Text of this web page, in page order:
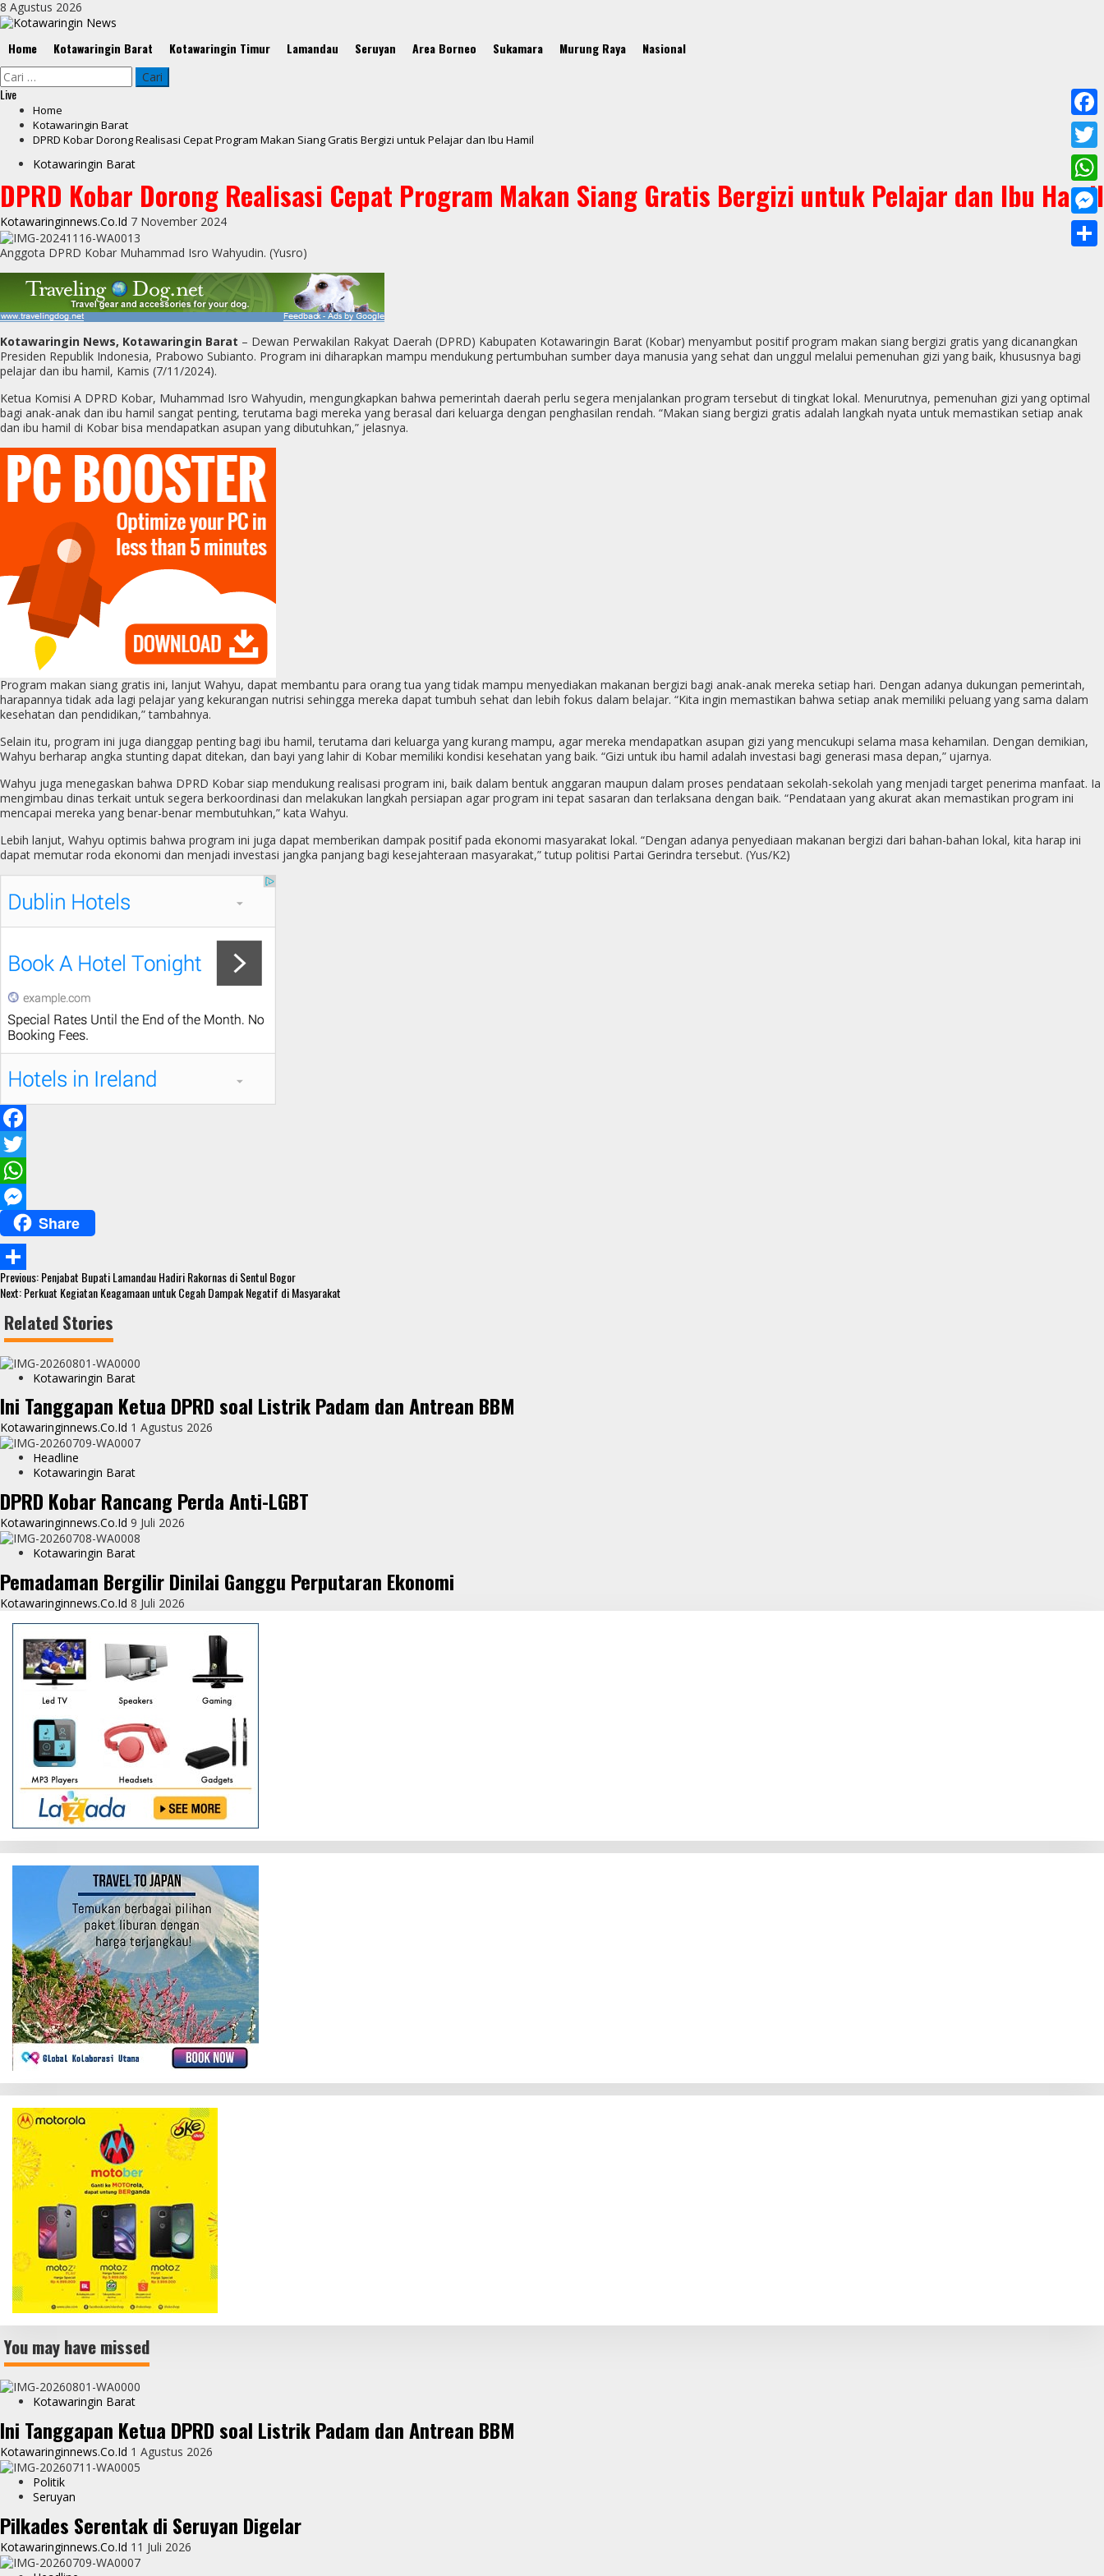
Skip
to
8 Agustus 2026
Menu
Home Kotawaringin Barat Kotawaringin Timur Lamandau Seruyan Area Borneo Sukamara Murung Raya Nasional
Cari
untuk:
Live
Home
Kotawaringin Barat
DPRD Kobar Dorong Realisasi Cepat Program Makan Siang Gratis Bergizi untuk Pelajar dan Ibu Hamil
Kotawaringin Barat
DPRD Kobar Dorong Realisasi Cepat Program Makan Siang Gratis Bergizi untuk Pelajar dan Ibu Hamil
Kotawaringinnews.co.id 7 November 2024
Anggota DPRD Kobar Muhammad Isro Wahyudin. (Yusro)
Kotawaringin News, Kotawaringin Barat – Dewan Perwakilan Rakyat Daerah (DPRD) Kabupaten Kotawaringin Barat (Kobar) menyambut positif program makan siang bergizi gratis yang dicanangkan
Presiden Republik Indonesia, Prabowo Subianto. Program ini diharapkan mampu mendukung pertumbuhan sumber daya manusia yang sehat dan unggul melalui pemenuhan gizi yang baik, khususnya bagi
pelajar dan ibu hamil, Kamis (7/11/2024).
Ketua Komisi A DPRD Kobar, Muhammad Isro Wahyudin, mengungkapkan bahwa pemerintah daerah perlu segera menjalankan program tersebut di tingkat lokal. Menurutnya, pemenuhan gizi yang optimal
bagi anak-anak dan ibu hamil sangat penting, terutama bagi mereka yang berasal dari keluarga dengan penghasilan rendah. “Makan siang bergizi gratis adalah langkah nyata untuk memastikan setiap anak
dan ibu hamil di Kobar bisa mendapatkan asupan yang dibutuhkan,” jelasnya.
Program makan siang gratis ini, lanjut Wahyu, dapat membantu para orang tua yang tidak mampu menyediakan makanan bergizi bagi anak-anak mereka setiap hari. Dengan adanya dukungan pemerintah,
harapannya tidak ada lagi pelajar yang kekurangan nutrisi sehingga mereka dapat tumbuh sehat dan lebih fokus dalam belajar. “Kita ingin memastikan bahwa setiap anak memiliki peluang yang sama dalam
kesehatan dan pendidikan,” tambahnya.
Selain itu, program ini juga dianggap penting bagi ibu hamil, terutama dari keluarga yang kurang mampu, agar mereka mendapatkan asupan gizi yang mencukupi selama masa kehamilan. Dengan demikian,
Wahyu berharap angka stunting dapat ditekan, dan bayi yang lahir di Kobar memiliki kondisi kesehatan yang baik. “Gizi untuk ibu hamil adalah investasi bagi generasi masa depan,” ujarnya.
Wahyu juga menegaskan bahwa DPRD Kobar siap mendukung realisasi program ini, baik dalam bentuk anggaran maupun dalam proses pendataan sekolah-sekolah yang menjadi target penerima manfaat. Ia
mengimbau dinas terkait untuk segera berkoordinasi dan melakukan langkah persiapan agar program ini tepat sasaran dan terlaksana dengan baik. “Pendataan yang akurat akan memastikan program ini
mencapai mereka yang benar-benar membutuhkan,” kata Wahyu.
Lebih lanjut, Wahyu optimis bahwa program ini juga dapat memberikan dampak positif pada ekonomi masyarakat lokal. “Dengan adanya penyediaan makanan bergizi dari bahan-bahan lokal, kita harap ini
dapat memutar roda ekonomi dan menjadi investasi jangka panjang bagi kesejahteraan masyarakat,” tutup politisi Partai Gerindra tersebut. (Yus/K2)
F
a
c
b
o
o
k
T
w
t
t
e
W
a
t
s
A
p
e
s
s
e
n
e
r
Share
S
a
r
Continue
Reading
Previous:Penjabat Bupati Lamandau Hadiri Rakornas di Sentul Bogor
Next:Perkuat Kegiatan Keagamaan untuk Cegah Dampak Negatif di Masyarakat
Related Stories
Kotawaringin Barat
Ini Tanggapan Ketua DPRD soal Listrik Padam dan Antrean BBM
Kotawaringinnews.co.id 1 Agustus 2026
Headline
Kotawaringin Barat
DPRD Kobar Rancang Perda Anti-LGBT
Kotawaringinnews.co.id 9 Juli 2026
Kotawaringin Barat
Pemadaman Bergilir Dinilai Ganggu Perputaran Ekonomi
Kotawaringinnews.co.id 8 Juli 2026
You may have missed
Kotawaringin Barat
Ini Tanggapan Ketua DPRD soal Listrik Padam dan Antrean BBM
Kotawaringinnews.co.id 1 Agustus 2026
Politik
Seruyan
Pilkades Serentak di Seruyan Digelar
Kotawaringinnews.co.id 11 Juli 2026
F
a
c
e
b
T
w
i
W
h
a
p
M
n
e
r
e